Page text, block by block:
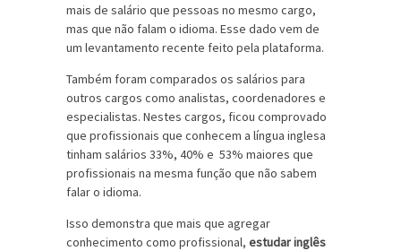
mais de salário que pessoas no mesmo cargo,
mas que não falam o idioma. Esse dado vem de
um levantamento recente feito pela plataforma.
Também foram comparados os salários para
outros cargos como analistas, coordenadores e
especialistas. Nestes cargos, ficou comprovado
que profissionais que conhecem a língua inglesa
tinham salários 33%, 40% e 53% maiores que
profissionais na mesma função que não sabem
falar o idioma.
Isso demonstra que mais que agregar
conhecimento como profissional, estudar inglês